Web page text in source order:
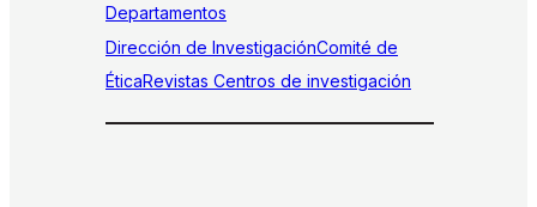
Departamentos
Dirección de InvestigaciónComité de
ÉticaRevistas Centros de investigación